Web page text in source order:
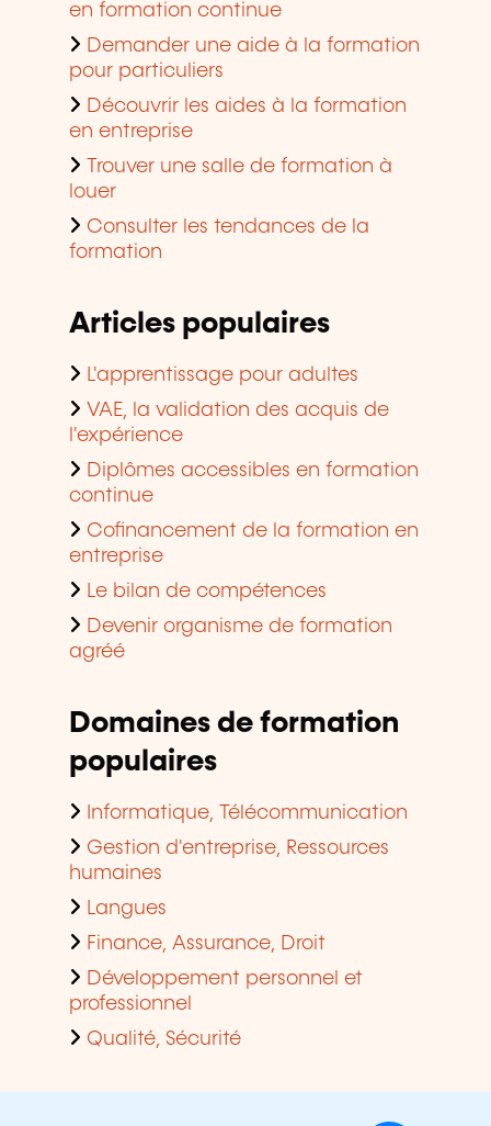
en formation continue
Demander une aide à la formation
pour particuliers
Découvrir les aides à la formation
en entreprise
Trouver une salle de formation à
louer
Consulter les tendances de la
formation
Articles populaires
L'apprentissage pour adultes
VAE, la validation des acquis de
l'expérience
Diplômes accessibles en formation
continue
Cofinancement de la formation en
entreprise
Le bilan de compétences
Devenir organisme de formation
agréé
Domaines de formation
populaires
Informatique, Télécommunication
Gestion d'entreprise, Ressources
humaines
Langues
Finance, Assurance, Droit
Développement personnel et
professionnel
Qualité, Sécurité